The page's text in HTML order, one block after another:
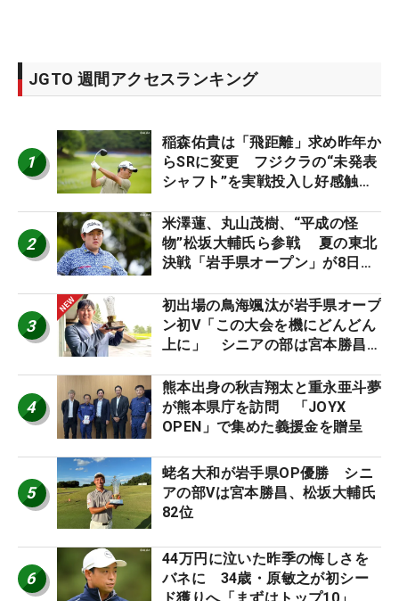
JGTO 週間アクセスランキング
1
稲森佑貴は「飛距離」求め昨年か
らSRに変更 フジクラの“未発表
シャフト”を実戦投入し好感触
ーのヒトネタ！】
2
米澤蓮、丸山茂樹、“平成の怪
物”松坂大輔氏ら参戦 夏の東北
決戦「岩手県オープン」が8日開
3
初出場の鳥海颯汰が岩手県オープ
ン初V「この大会を機にどんどん
上に」 シニアの部は宮本勝昌が
4
熊本出身の秋吉翔太と重永亜斗夢
が熊本県庁を訪問 「JOYX
OPEN」で集めた義援金を贈呈
5
蛯名大和が岩手県OP優勝 シニ
アの部Vは宮本勝昌、松坂大輔氏
82位
6
44万円に泣いた昨季の悔しさを
バネに 34歳・原敏之が初シー